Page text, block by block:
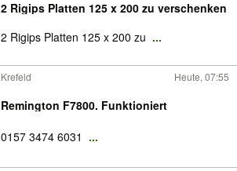
2 Rigips Platten 125 x 200 zu verschenken
2 Rigips Platten 125 x 200 zu ...
Krefeld Heute, 07:55
Remington F7800. Funktioniert
0157 3474 6031 ...